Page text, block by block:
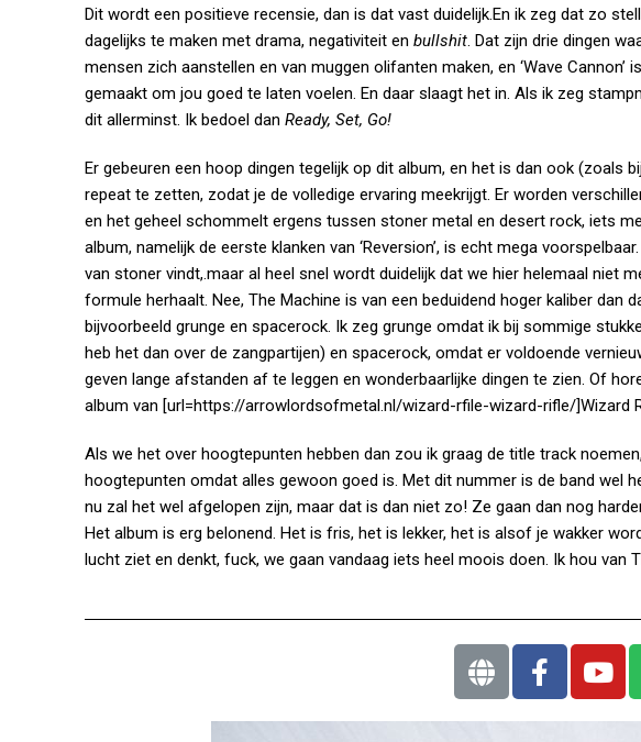
Dit wordt een positieve recensie, dan is dat vast duidelijk.En ik zeg dat zo
dagelijks te maken met drama, negativiteit en bullshit. Dat zijn drie dingen
mensen zich aanstellen en van muggen olifanten maken, en ‘Wave
gemaakt om jou goed te laten voelen. En daar slaagt het in. Als ik zeg
dit allerminst. Ik bedoel dan Ready, Set, Go!
Er gebeuren een hoop dingen tegelijk op dit album, en het is dan ook (zoals
repeat te zetten, zodat je de volledige ervaring meekrijgt. Er worden
en het geheel schommelt ergens tussen stoner metal en desert rock, iets
album, namelijk de eerste klanken van ‘Reversion’, is echt mega
van stoner vindt,.maar al heel snel wordt duidelijk dat we hier helemaal niet
formule herhaalt. Nee, The Machine is van een beduidend hoger kaliber
bijvoorbeeld grunge en spacerock. Ik zeg grunge omdat ik bij sommige
heb het dan over de zangpartijen) en spacerock, omdat er voldoende
geven lange afstanden af te leggen en wonderbaarlijke dingen te zien. Of
album van [url=https://arrowlordsofmetal.nl/wizard-rfile-wizard-rifle/]Wizard
Als we het over hoogtepunten hebben dan zou ik graag de title track
hoogtepunten omdat alles gewoon goed is. Met dit nummer is de band wel
nu zal het wel afgelopen zijn, maar dat is dan niet zo! Ze gaan dan nog
Het album is erg belonend. Het is fris, het is lekker, het is alsof je wakker
lucht ziet en denkt, fuck, we gaan vandaag iets heel moois doen. Ik hou van